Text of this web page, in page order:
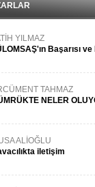
YILMAZ
Başarısı
TAHMAZ
NELER
ALİOĞLU
iletişim